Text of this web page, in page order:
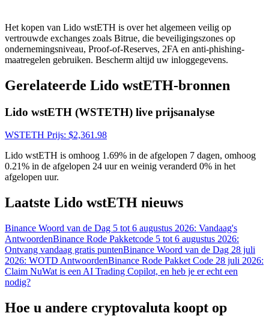
Log in Aanmelden
Het kopen van Lido wstETH is over het algemeen veilig op
vertrouwde exchanges zoals Bitrue, die beveiligingszones op
ondernemingsniveau, Proof-of-Reserves, 2FA en anti-phishing-
maatregelen gebruiken. Bescherm altijd uw inloggegevens.
Gerelateerde Lido wstETH-bronnen
Lido wstETH (WSTETH) live prijsanalyse
WSTETH Prijs: $2,361.98
Lido wstETH is omhoog 1.69% in de afgelopen 7 dagen, omhoog
0.21% in de afgelopen 24 uur en weinig veranderd 0% in het
afgelopen uur.
Laatste Lido wstETH nieuws
Binance Woord van de Dag 5 tot 6 augustus 2026: Vandaag's
AntwoordenBinance Rode Pakketcode 5 tot 6 augustus 2026:
Ontvang vandaag gratis puntenBinance Woord van de Dag 28 juli
2026: WOTD AntwoordenBinance Rode Pakket Code 28 juli 2026:
Claim NuWat is een AI Trading Copilot, en heb je er echt een
nodig?
Hoe u andere cryptovaluta koopt op